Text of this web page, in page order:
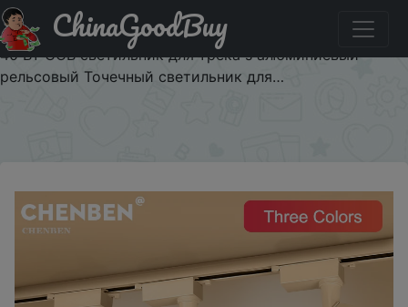
Паридбати з промокодом $5/5 Весь набор
светодиодный светильник для трека 12 Вт 20 Вт 30 Вт
40 Вт COB светильник для трека s алюминиевый
рельсовый Точечный светильник для…
ChinaGoodBuy